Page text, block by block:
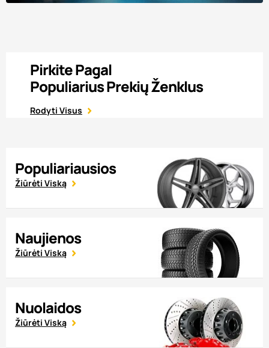
Pirkite Pagal
Populiarius Prekių Ženklus
Rodyti Visus
Populiariausios
Žiūrėti Viską
Naujienos
Žiūrėti Viską
Nuolaidos
Žiūrėti Viską